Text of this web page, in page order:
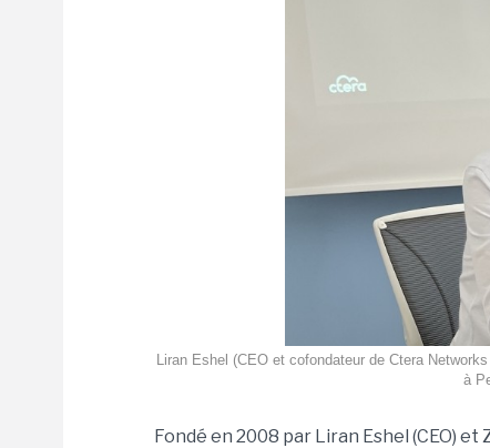
Liran Eshel (CEO et cofondateur de Ctera
à
Fondé en 2008 par Liran Eshel (CEO)